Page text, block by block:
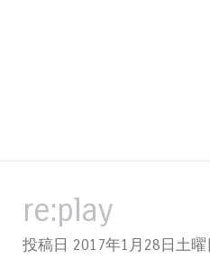
re:play
投稿日 2017年1月28日土曜